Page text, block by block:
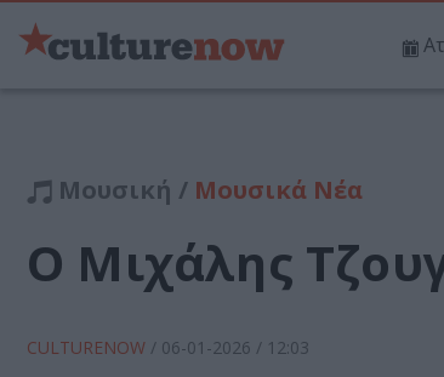
Μουσική / Μουσικά Νέα
Ο Μιχάλης
CULTURENOW / 06-01-2026 / 12:03